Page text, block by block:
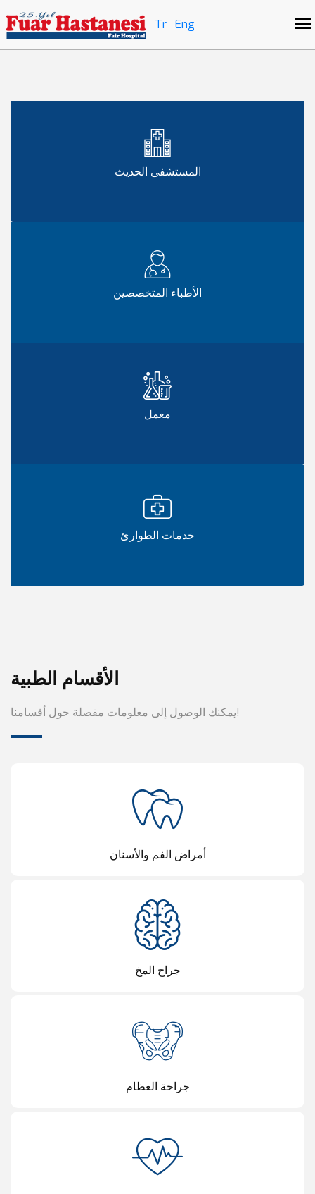
Tr Eng
المستشفى الحديث
الأطباء المتخصصين
معمل
خدمات الطوارئ
الأقسام الطبية
يمكنك الوصول إلى معلومات مفصلة حول أقسامنا!
أمراض الفم والأسنان
جراح المخ
جراحة العظام